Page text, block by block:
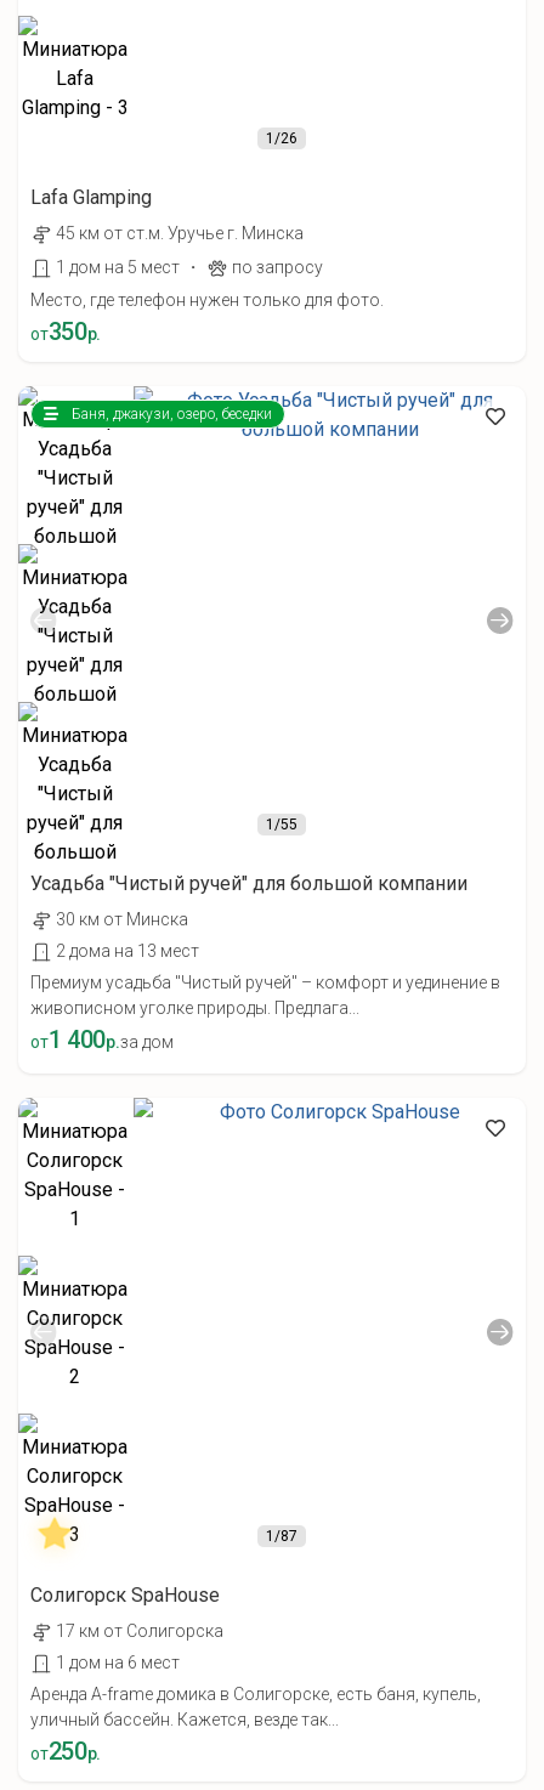
1/26
Lafa Glamping
45 км от ст.м. Уручье г. Минска
1 дом на 5 мест
·
по запросу
Место, где телефон нужен только для фото.
от350р.
1/55
Баня, джакузи, озеро, беседки
Усадьба "Чистый ручей" для большой компании
30 км от Минска
2 дома на 13 мест
Премиум усадьба "Чистый ручей" – комфорт и уединение в
живописном уголке природы. Предлага...
от1 400р.за дом
1/87
Солигорск SpaHouse
17 км от Солигорска
1 дом на 6 мест
Аренда A-frame домика в Солигорске, есть баня, купель,
уличный бассейн. Кажется, везде так...
от250р.